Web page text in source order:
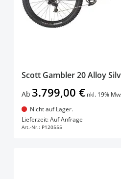
Scott Gambler 20 Alloy
Ab 3.799,00 €inkl. 19%
Nicht auf Lager.
Lieferzeit: Auf Anfrage
Art.-Nr.: P120555
In den